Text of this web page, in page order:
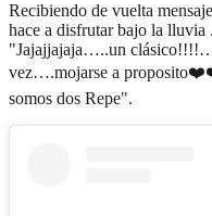
Recibiendo de vuelta
hace a disfrutar bajo la lluvia
"Jajajjajaja…..un
vez….mojarse a
somos dos Repe".